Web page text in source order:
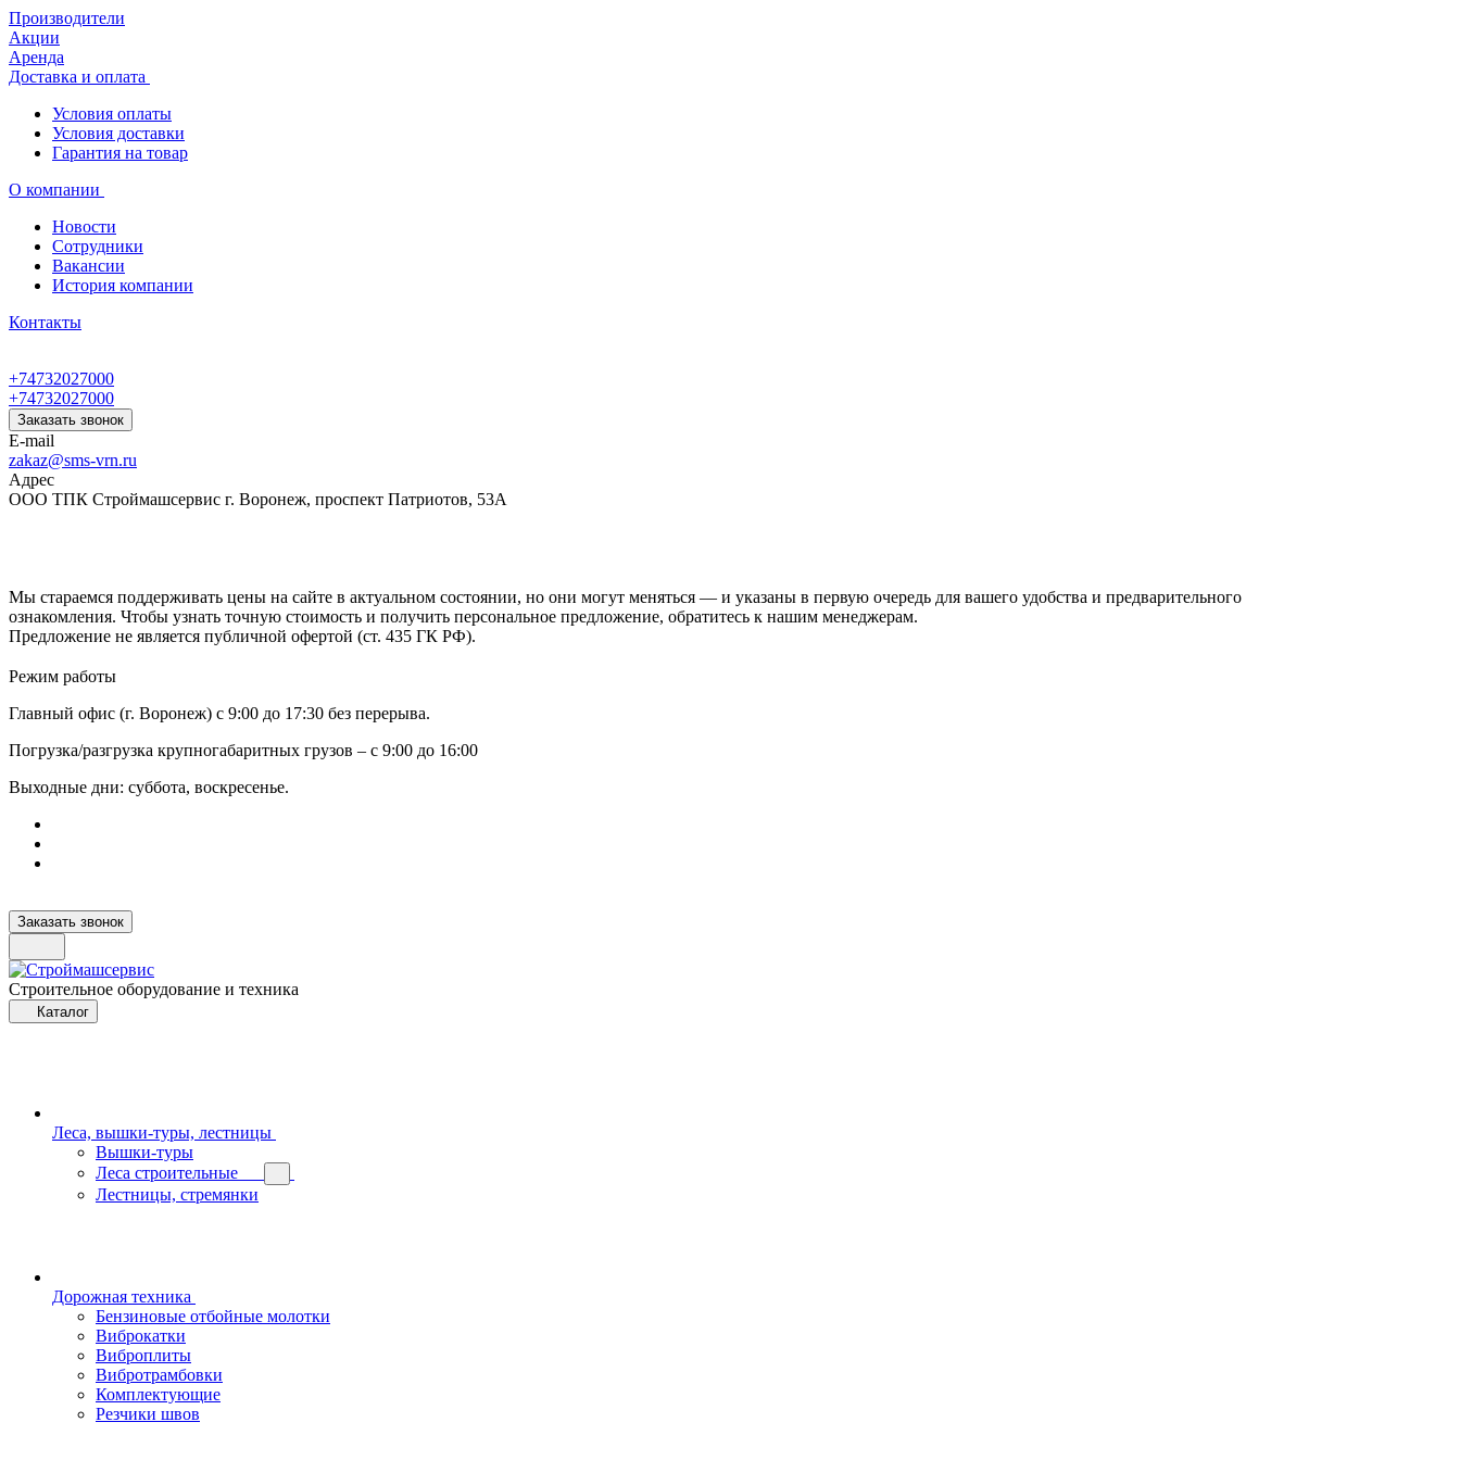
Производители
Акции
Аренда
Доставка и оплата
Условия оплаты
Условия доставки
Гарантия на товар
О компании
Новости
Сотрудники
Вакансии
История компании
Контакты
+74732027000
+74732027000
Заказать звонок
E-mail
zakaz@sms-vrn.ru
Адрес
ООО ТПК Строймашсервис г. Воронеж, проспект Патриотов, 53А
Мы стараемся поддерживать цены на сайте в актуальном состоянии, но они могут меняться — и указаны в первую очередь для вашего удобства и предварительного
ознакомления. Чтобы узнать точную стоимость и получить персональное предложение, обратитесь к нашим менеджерам.
Предложение не является публичной офертой (ст. 435 ГК РФ).
Режим работы
Главный офис (г. Воронеж) с 9:00 до 17:30 без перерыва.
Погрузка/разгрузка крупногабаритных грузов – с 9:00 до 16:00
Выходные дни: суббота, воскресенье.
Заказать звонок
Строительное оборудование и техника
Каталог
Леса, вышки-туры, лестницы
Вышки-туры
Леса строительные
Лестницы, стремянки
Дорожная техника
Бензиновые отбойные молотки
Виброкатки
Виброплиты
Вибротрамбовки
Комплектующие
Резчики швов